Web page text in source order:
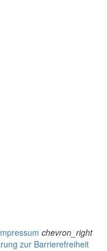
chevron_right
zur Barrierefreiheit